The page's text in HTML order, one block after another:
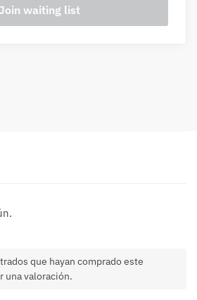
que hayan comprado este
una valoración.